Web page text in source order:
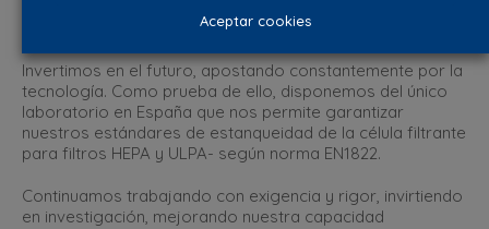
Filtros de alta calidad, fabricados aquí y
certificados aquí.
Invertimos en el futuro, apostando constantemente por la
tecnología. Como prueba de ello, disponemos del único
laboratorio en España que nos permite garantizar
nuestros estándares de estanqueidad de la célula filtrante
para filtros HEPA y ULPA- según norma EN1822.
Continuamos trabajando con exigencia y rigor, invirtiendo
en investigación, mejorando nuestra capacidad
Aceptar cookies